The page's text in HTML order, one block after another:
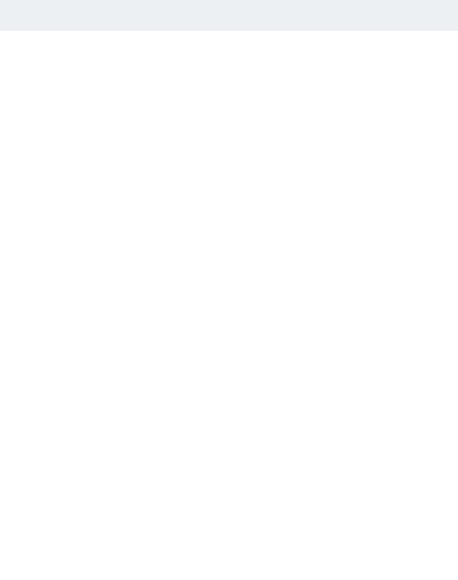
Orientación a padres, Orientación Vocacional.